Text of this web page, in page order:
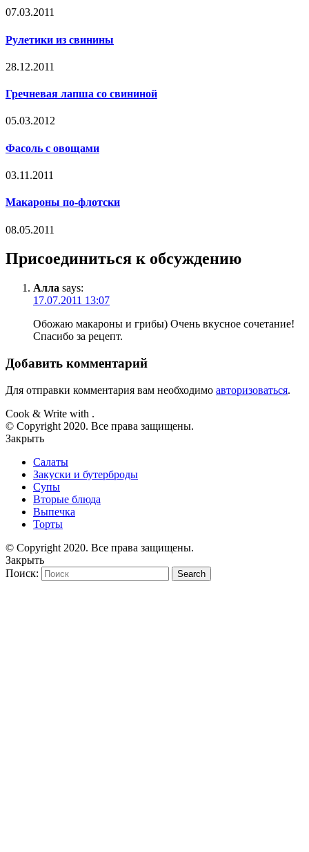
07.03.2011
Рулетики из свинины
28.12.2011
Гречневая лапша со свининой
05.03.2012
Фасоль с овощами
03.11.2011
Макароны по-флотски
08.05.2011
Присоединиться к обсуждению
Алла says:
17.07.2011 13:07
Обожаю макароны и грибы) Очень вкусное сочетание!
Спасибо за рецепт.
Добавить комментарий
Для отправки комментария вам необходимо авторизоваться.
Cook & Write with .
© Copyright 2020. Все права защищены.
Закрыть
Салаты
Закуски и бутерброды
Супы
Вторые блюда
Выпечка
Торты
© Copyright 2020. Все права защищены.
Закрыть
Поиск:
Search